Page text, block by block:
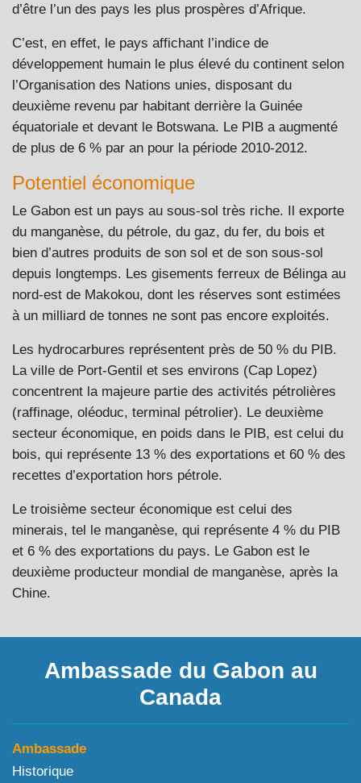
d’être l’un des pays les plus prospères d’Afrique.
C’est, en effet, le pays affichant l’indice de
développement humain le plus élevé du continent selon
l’Organisation des Nations unies, disposant du
deuxième revenu par habitant derrière la Guinée
équatoriale et devant le Botswana. Le PIB a augmenté
de plus de 6 % par an pour la période 2010-2012.
Potentiel économique
Le Gabon est un pays au sous-sol très riche. Il exporte
du manganèse, du pétrole, du gaz, du fer, du bois et
bien d’autres produits de son sol et de son sous-sol
depuis longtemps. Les gisements ferreux de Bélinga au
nord-est de Makokou, dont les réserves sont estimées
à un milliard de tonnes ne sont pas encore exploités.
Les hydrocarbures représentent près de 50 % du PIB.
La ville de Port-Gentil et ses environs (Cap Lopez)
concentrent la majeure partie des activités pétrolières
(raffinage, oléoduc, terminal pétrolier). Le deuxième
secteur économique, en poids dans le PIB, est celui du
bois, qui représente 13 % des exportations et 60 % des
recettes d’exportation hors pétrole.
Le troisième secteur économique est celui des
minerais, tel le manganèse, qui représente 4 % du PIB
et 6 % des exportations du pays. Le Gabon est le
deuxième producteur mondial de manganèse, après la
Chine.
Ambassade du Gabon au
Canada
Ambassade
Historique